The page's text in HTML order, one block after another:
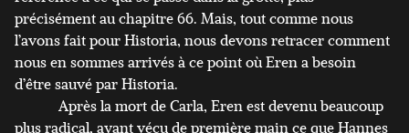
précisément au chapitre 66. Mais, tout comme nous
l’avons fait pour Historia, nous devons retracer comment
nous en sommes arrivés à ce point où Eren a besoin
d’être sauvé par Historia.
Après la mort de Carla, Eren est devenu beaucoup
plus radical, ayant vécu de première main ce que Hannes